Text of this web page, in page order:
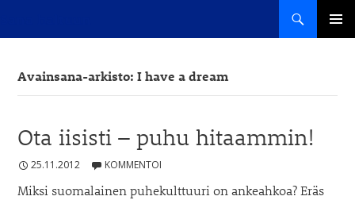
Avainsana-arkisto: I have a dream
Ota iisisti – puhu hitaammin!
25.11.2012 KOMMENTOI
Miksi suomalainen puhekulttuuri on ankeahkoa? Eräs